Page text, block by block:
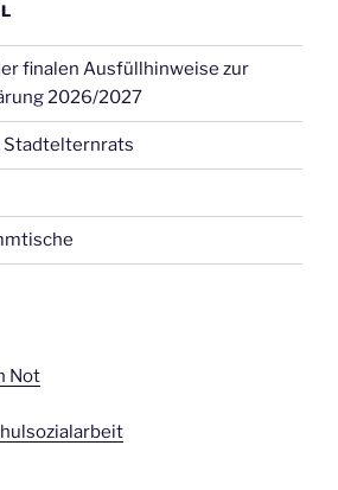
finalen Ausfüllhinweise zur
2026/2027
Not